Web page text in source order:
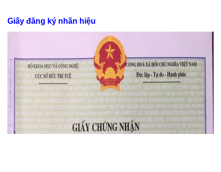
Giấy đăng ký nhãn hiệu